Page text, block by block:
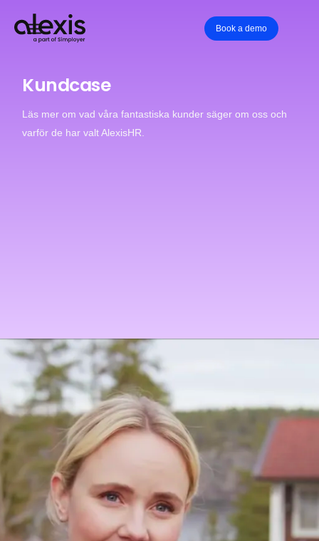
Book a demo
Kundcase
Läs mer om vad våra fantastiska kunder säger om oss och
varför de har valt AlexisHR.